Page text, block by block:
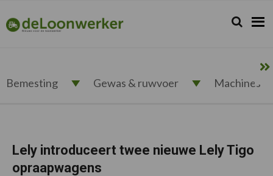
de
hoofdnavigatie
de
hoofd
de
eerste
de
voettekst
deloonwerker.nl Zoeken...
Zoek
Bemesting Gewas & ruwvoer Machines
Lely introduceert twee nieuwe Lely Tigo
opraapwagens